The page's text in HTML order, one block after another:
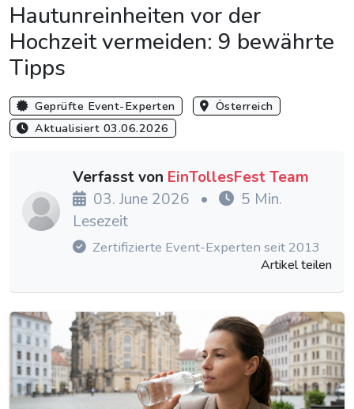
Hautunreinheiten vor der
Hochzeit vermeiden: 9 bewährte
Tipps
Geprüfte Event-Experten
Österreich
Aktualisiert 03.06.2026
Verfasst von EinTollesFest Team
03. June 2026
•
5 Min.
Lesezeit
Zertifizierte Event-Experten seit 2013
Artikel teilen